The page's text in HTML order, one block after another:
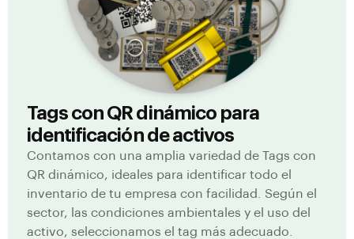
Tags con QR dinámico para
identificación de activos
Contamos con una amplia variedad de Tags con
QR dinámico, ideales para identificar todo el
inventario de tu empresa con facilidad. Según el
sector, las condiciones ambientales y el uso del
activo, seleccionamos el tag más adecuado.